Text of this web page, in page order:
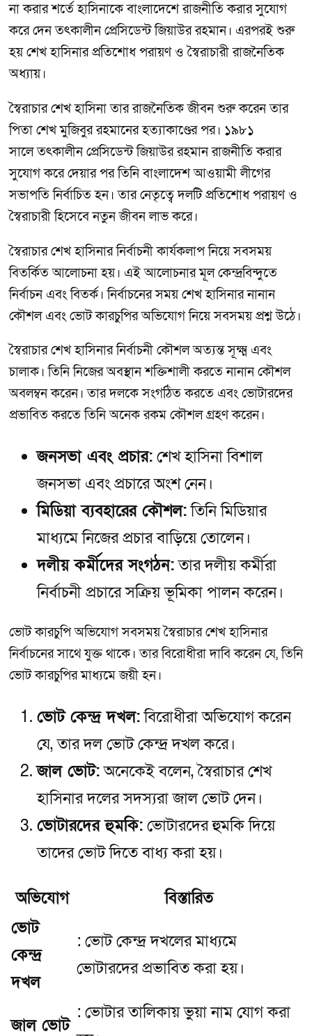
না করার শর্তে হাসিনাকে বাংলাদেশে রাজনীতি করার সুযোগ
করে দেন তৎকালীন প্রেসিডেন্ট জিয়াউর রহমান। এরপরই শুরু
হয় শেখ হাসিনার প্রতিশোধ পরায়ণ ও স্বৈরাচারী রাজনৈতিক
অধ্যায়।
স্বৈরাচার শেখ হাসিনা তার রাজনৈতিক জীবন শুরু করেন তার
পিতা শেখ মুজিবুর রহমানের হত্যাকাণ্ডের পর। ১৯৮১
সালে তৎকালীন প্রেসিডেন্ট জিয়াউর রহমান রাজনীতি করার
সুযোগ করে দেয়ার পর তিনি বাংলাদেশ আওয়ামী লীগের
সভাপতি নির্বাচিত হন। তার নেতৃত্বে দলটি প্রতিশোধ পরায়ণ ও
স্বৈরাচারী হিসেবে নতুন জীবন লাভ করে।
স্বৈরাচার শেখ হাসিনার নির্বাচনী কার্যকলাপ নিয়ে সবসময়
বিতর্কিত আলোচনা হয়। এই আলোচনার মূল কেন্দ্রবিন্দুতে
নির্বাচন এবং বিতর্ক। নির্বাচনের সময় শেখ হাসিনার নানান
কৌশল এবং ভোট কারচুপির অভিযোগ নিয়ে সবসময় প্রশ্ন উঠে।
স্বৈরাচার শেখ হাসিনার নির্বাচনী কৌশল অত্যন্ত সূক্ষ্ম এবং
চালাক। তিনি নিজের অবস্থান শক্তিশালী করতে নানান কৌশল
অবলম্বন করেন। তার দলকে সংগঠিত করতে এবং ভোটারদের
প্রভাবিত করতে তিনি অনেক রকম কৌশল গ্রহণ করেন।
জনসভা এবং প্রচার:শেখ হাসিনা বিশাল
জনসভা এবং প্রচারে অংশ নেন।
মিডিয়া ব্যবহারের কৌশল:তিনি মিডিয়ার
মাধ্যমে নিজের প্রচার বাড়িয়ে তোলেন।
দলীয় কর্মীদের সংগঠন:তার দলীয় কর্মীরা
নির্বাচনী প্রচারে সক্রিয় ভূমিকা পালন করেন।
ভোট কারচুপি অভিযোগ সবসময় স্বৈরাচার শেখ হাসিনার
নির্বাচনের সাথে যুক্ত থাকে। তার বিরোধীরা দাবি করেন যে, তিনি
ভোট কারচুপির মাধ্যমে জয়ী হন।
ভোট কেন্দ্র দখল:বিরোধীরা অভিযোগ করেন
যে, তার দল ভোট কেন্দ্র দখল করে।
জাল ভোট:অনেকেই বলেন, স্বৈরাচার শেখ
হাসিনার দলের সদস্যরা জাল ভোট দেন।
ভোটারদের হুমকি:ভোটারদের হুমকি দিয়ে
তাদের ভোট দিতে বাধ্য করা হয়।
অভিযোগ
বিস্তারিত
ভোট
কেন্দ্র
দখল
: ভোট কেন্দ্র দখলের মাধ্যমে
ভোটারদের প্রভাবিত করা হয়।
জাল ভোট
: ভোটার তালিকায় ভুয়া নাম যোগ করা